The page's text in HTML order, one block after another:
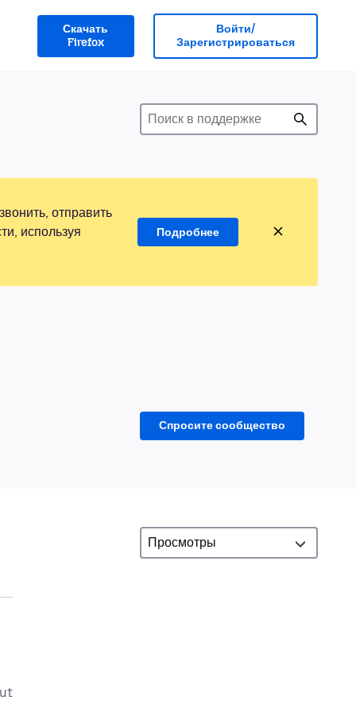
Скачать
Firefox
Войти/
Зарегистрироваться
отправить
используя
Подробнее
Спросите сообщество